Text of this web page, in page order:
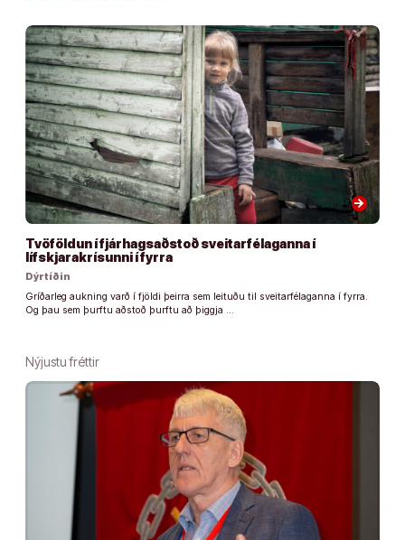
arrow_forward
Tvöföldun í fjárhagsaðstoð sveitarfélaganna í
lífskjarakrísunni í fyrra
Dýrtíðin
Gríðarleg aukning varð í fjöldi þeirra sem leituðu til sveitarfélaganna í fyrra.
Og þau sem þurftu aðstoð þurftu að þiggja …
Nýjustu fréttir